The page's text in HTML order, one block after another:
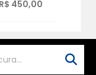
R$ 450,00